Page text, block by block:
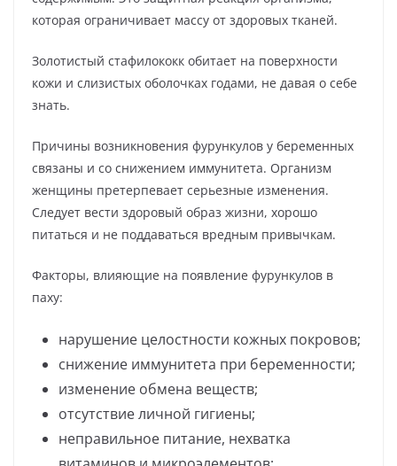
которая ограничивает массу от здоровых тканей.
Золотистый стафилококк обитает на поверхности
кожи и слизистых оболочках годами, не давая о себе
знать.
Причины возникновения фурункулов у беременных
связаны и со снижением иммунитета. Организм
женщины претерпевает серьезные изменения.
Следует вести здоровый образ жизни, хорошо
питаться и не поддаваться вредным привычкам.
Факторы, влияющие на появление фурункулов в
паху:
нарушение целостности кожных покровов;
снижение иммунитета при беременности;
изменение обмена веществ;
отсутствие личной гигиены;
неправильное питание, нехватка